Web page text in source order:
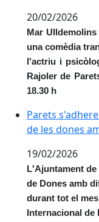
20/02/2026
Mar
una comèdia
l'actriu i
Rajoler de
18.30 h
Parets
Parets
de les dones
19/02/2026
L'Ajuntament
de Dones amb
durant tot el
Internacional